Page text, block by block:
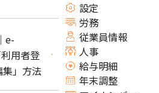
e-
用者登
」方法
設定
労務
従業員情報
人事
給与明細
年末調整